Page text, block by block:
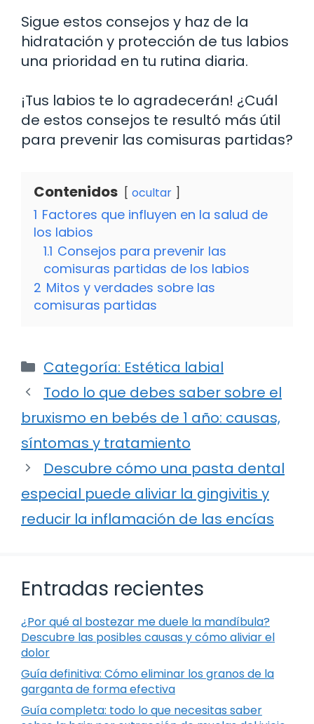
Sigue estos consejos y haz de la
hidratación y protección de tus labios
una prioridad en tu rutina diaria.
¡Tus labios te lo agradecerán! ¿Cuál
de estos consejos te resultó más útil
para prevenir las comisuras partidas?
Contenidos ocultar
1 Factores que influyen en la salud de
los labios
1.1 Consejos para prevenir las
comisuras partidas de los labios
2 Mitos y verdades sobre las
comisuras partidas
Categorías
Categoría: Estética labial
Todo lo que debes saber sobre el
bruxismo en bebés de 1 año: causas,
síntomas y tratamiento
Descubre cómo una pasta dental
especial puede aliviar la gingivitis y
reducir la inflamación de las encías
Entradas recientes
¿Por qué al bostezar me duele la mandíbula?
Descubre las posibles causas y cómo aliviar el
dolor
Guía definitiva: Cómo eliminar los granos de la
garganta de forma efectiva
Guía completa: todo lo que necesitas saber